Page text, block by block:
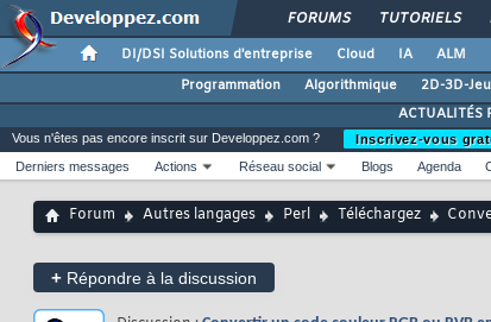
FORUMS TUTORIELS
DI/DSI Solutions d'entreprise Cloud IA ALM
Programmation
Algorithmique 2D-3D-
ACTUALITÉS
Vous n'êtes pas encore inscrit sur Developpez.com ?
Inscrivez-vous
Derniers messages
Actions Réseau social Blogs Agenda
Forum Autres langages Perl Téléchargez
+ Répondre à la discussion